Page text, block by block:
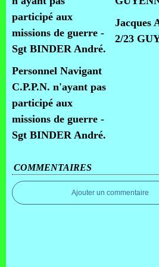
Personnel Navigant
C.P.P.N. n'ayant pas
participé aux
missions de guerre -
Sgt BINDER André.
Jacques
2/23
COMMENTAIRES
Ajouter un commentaire